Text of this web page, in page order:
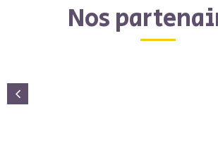
Nos